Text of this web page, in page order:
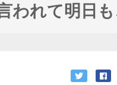
われて明日も